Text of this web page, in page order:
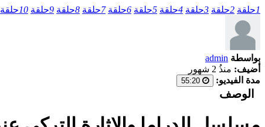
1حلقة 2حلقة 3حلقة 4حلقة 5حلقة 6حلقة 7حلقة 8حلقة 9حلقة 10حلقة
بواسطة admin
أضيف: منذُ 2 شهور
مدة الفيديو:
الوصف